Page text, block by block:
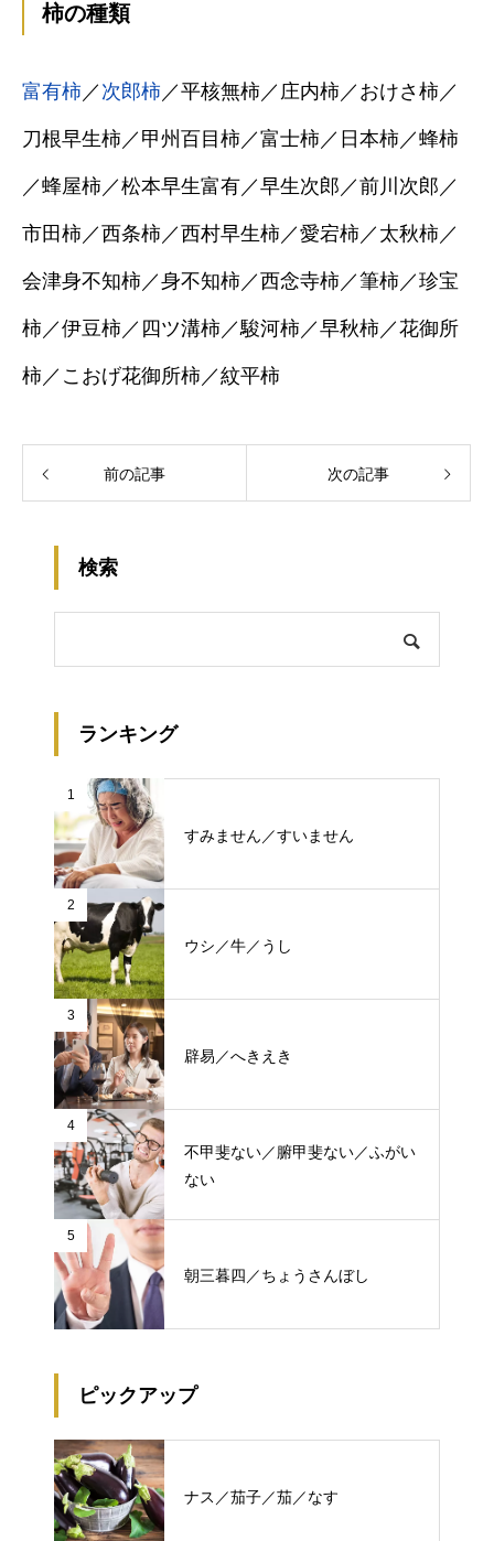
柿の種類
富有柿 ／ 次郎柿 ／平核無柿／庄内柿／おけさ柿／
刀根早生柿／甲州百目柿／富士柿／日本柿／蜂柿
／蜂屋柿／松本早生富有／早生次郎／前川次郎／
市田柿／西条柿／西村早生柿／愛宕柿／太秋柿／
会津身不知柿／身不知柿／西念寺柿／筆柿／珍宝
柿／伊豆柿／四ツ溝柿／駿河柿／早秋柿／花御所
柿／こおげ花御所柿／紋平柿
前の記事 次の記事
検索
ランキング
1
すみません／すいません
2
ウシ／牛／うし
3
辟易／へきえき
4
不甲斐ない／腑甲斐ない／ふがい
ない
5
朝三暮四／ちょうさんぼし
ピックアップ
ナス／茄子／茄／なす